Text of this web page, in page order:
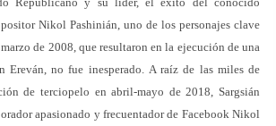
Nikol Pashinián, uno de los personajes clave
de 2008, que resultaron en la ejecución de una
Ereván, no fue inesperado. A raíz de las miles de
de terciopelo en abril-mayo de 2018, Sargsián
apasionado y frecuentador de Facebook Nikol